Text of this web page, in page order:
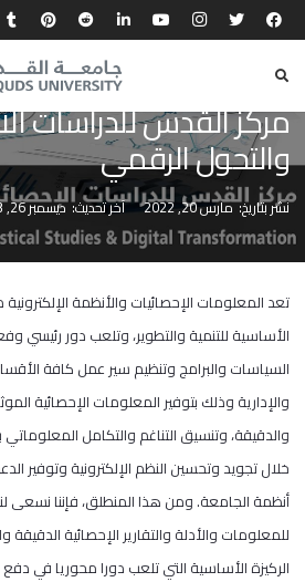
مركز القدس للدراسات الاحصائية والتحول الرقمي
مركز القدس للدراسات
والتحول الرقمي
نشر بتاريخ: مارس 20, 2022 آخر تحديث: ديسمبر 26, 2023
تعد المعلومات الإحصائيات والأنظمة
الأساسية للتنمية والتطوير، وتلعب دور رئيسي
السياسات والبرامج وتنظيم سير عمل كافة
والإدارية وذلك بتوفير المعلومات الإحصائية
والدقيقة، وتنسيق التناغم والتكامل
خلال تجويد وتحسين النظم الإلكترونية وتوفير
أنظمة الجامعة. ومن هذا المنطلق، فإننا نسعى
للمعلومات والأدلة والتقارير الإحصائية الدقيقة
الركيزة الأساسية التي تلعب دورا محوريا في دفع